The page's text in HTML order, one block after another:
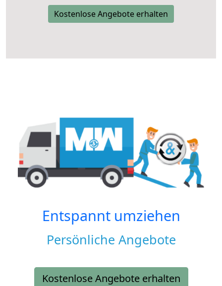
Kostenlose Angebote erhalten
Entspannt umziehen
Persönliche Angebote
Kostenlose Angebote erhalten